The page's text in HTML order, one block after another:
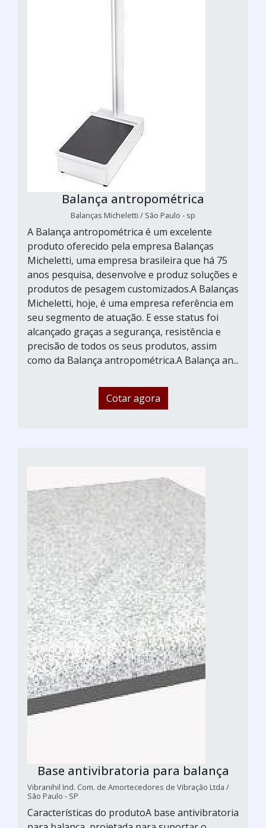
Balança antropométrica
Balanças Micheletti / São Paulo - sp
A Balança antropométrica é um excelente
produto oferecido pela empresa Balanças
Micheletti, uma empresa brasileira que há 75
anos pesquisa, desenvolve e produz soluções e
produtos de pesagem customizados.A Balanças
Micheletti, hoje, é uma empresa referência em
seu segmento de atuação. E esse status foi
alcançado graças a segurança, resistência e
precisão de todos os seus produtos, assim
como da Balança antropométrica.A Balança an...
Cotar agora
Base antivibratoria para balança
Vibranihil Ind. Com. de Amortecedores de Vibração Ltda /
São Paulo - SP
Características do produtoA base antivibratoria